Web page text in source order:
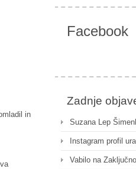
in
Facebook
Zadnje
Suzana Lep
Instagram profil
Vabilo na